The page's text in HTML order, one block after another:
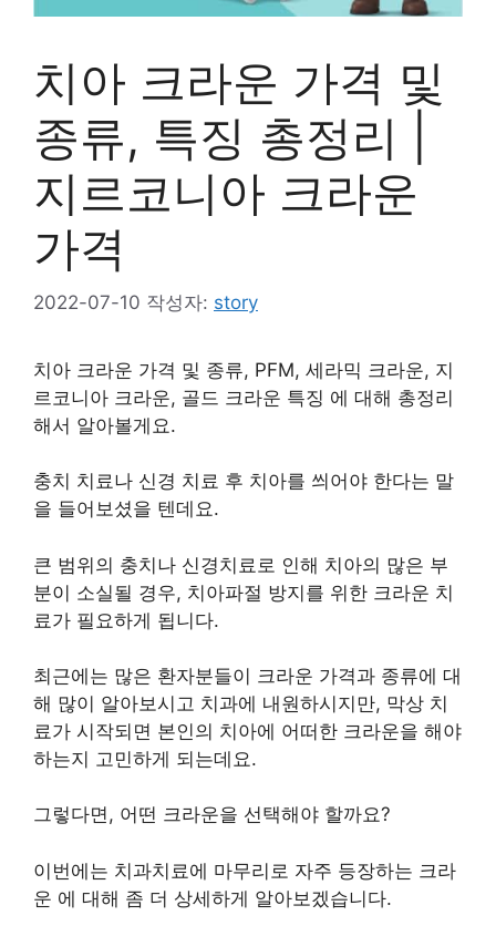
치아 크라운 가격 및
종류, 특징 총정리 |
지르코니아 크라운
가격
2022-07-10 작성자: story
치아 크라운 가격 및 종류, PFM, 세라믹 크라운, 지
르코니아 크라운, 골드 크라운 특징 에 대해 총정리
해서 알아볼게요.
충치 치료나 신경 치료 후 치아를 씌어야 한다는 말
을 들어보셨을 텐데요.
큰 범위의 충치나 신경치료로 인해 치아의 많은 부
분이 소실될 경우, 치아파절 방지를 위한 크라운 치
료가 필요하게 됩니다.
최근에는 많은 환자분들이 크라운 가격과 종류에 대
해 많이 알아보시고 치과에 내원하시지만, 막상 치
료가 시작되면 본인의 치아에 어떠한 크라운을 해야
하는지 고민하게 되는데요.
그렇다면, 어떤 크라운을 선택해야 할까요?
이번에는 치과치료에 마무리로 자주 등장하는 크라
운 에 대해 좀 더 상세하게 알아보겠습니다.